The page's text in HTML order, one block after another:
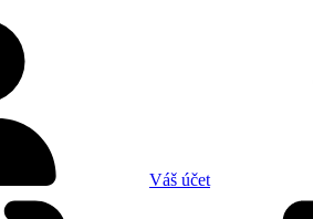
Váš účet